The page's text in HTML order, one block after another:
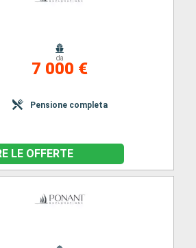
da
7 000 €
Pensione completa
LE OFFERTE